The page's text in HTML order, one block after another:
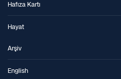
Hafıza Kartı
Hayat
Arşiv
English